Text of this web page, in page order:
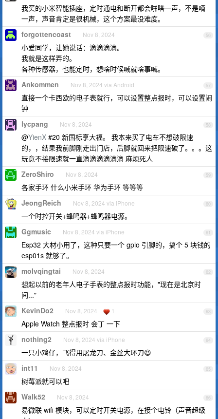
我买的小米智能插座，定时通电和断开都会啪嗒一声，不是嘀-
一声，声音肯定是很机械，这个方案最没难度。
56
forgottencoast Nov 8, 2024
小爱同学，让她说话：滴滴滴滴。
我就是这样弄的。
各种传感器，也能定时，想啥时候喊就啥事喊。
57
Ankommen Nov 8, 2024 via Android
直接一个卡西欧的电子表就行，可以设置整点报时，可以设置闹
钟
58
lycpang Nov 8, 2024
@YienX #20 新国标享大福。 我本来买了电车不想破限速
的，，结果我前脚刚走出门店，后脚就回来把限速破了。。。这
玩意不接限速就一直滴滴滴滴滴滴 麻烦死人
59
ZeroShiro Nov 8, 2024
各家手环 什么小米手环 华为手环 等等等
60
JeongReich Nov 8, 2024 via iPhone
一个时控开关+蜂鸣器+蜂鸣器电源。
61
Ggmusic Nov 8, 2024 via iPhone
Esp32 大材小用了，这种只要一个 gpio 引脚的，搞个 5 块钱的
esp01s 就够了。
62
molvqingtai Nov 8, 2024
想起以前的老年人电子手表的整点报时功能，"现在是北京时
间..."
63
KevinDo2 Nov 8, 2024 1
Apple Watch 整点报时 会丁 一下
64
nothing2 Nov 8, 2024 via iPhone
一只小鸡仔，飞得用屠龙刀、金丝大环刀😆
65
int11 Nov 8, 2024
树莓派就可以吧
66
Walk52 Nov 8, 2024
易微联 wifi 模块，可以定时开关电源，在接个电铃（声音超级